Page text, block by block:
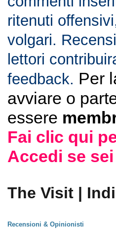
ritenuti
volgari.
lettori
feedback. Per
avviare o
essere
Fai clic qui
Accedi se
The Visit |
Recensioni & Opinionisti